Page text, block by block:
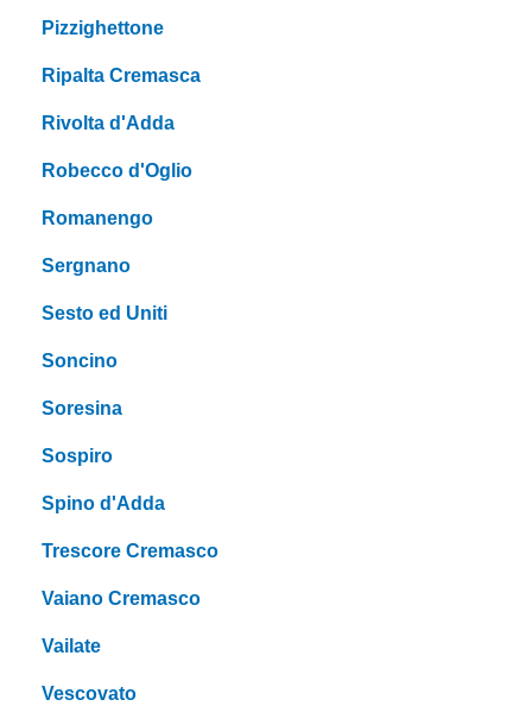
Pizzighettone
Ripalta Cremasca
Rivolta d'Adda
Robecco d'Oglio
Romanengo
Sergnano
Sesto ed Uniti
Soncino
Soresina
Sospiro
Spino d'Adda
Trescore Cremasco
Vaiano Cremasco
Vailate
Vescovato